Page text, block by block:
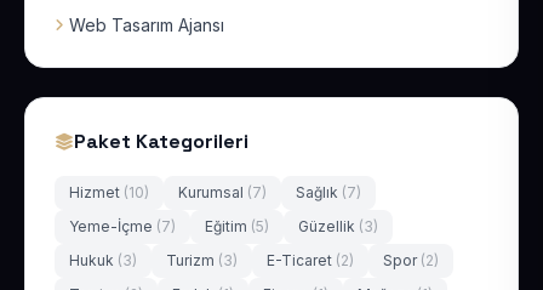
Web Tasarım Ajansı
Paket Kategorileri
Hizmet (10) Kurumsal (7) Sağlık (7)
Yeme-İçme (7) Eğitim (5) Güzellik (3)
Hukuk (3) Turizm (3) E-Ticaret (2) Spor (2)